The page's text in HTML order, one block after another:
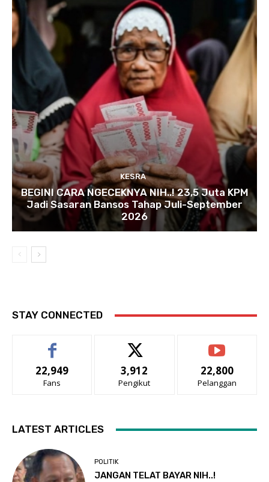
KESRA
BEGINI CARA NGECEKNYA NIH..! 23,5 Juta KPM
Jadi Sasaran Bansos Tahap Juli-September
2026
STAY CONNECTED
22,949
Fans
3,912
Pengikut
22,800
Pelanggan
LATEST ARTICLES
POLITIK
JANGAN TELAT BAYAR NIH..!